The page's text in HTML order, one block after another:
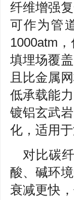
纤维增强
可作为管
1000atm
填埋场覆
且比金属
低承载能
镀铝玄武
化，适用
对比碳
酸、碱环
衰减更快